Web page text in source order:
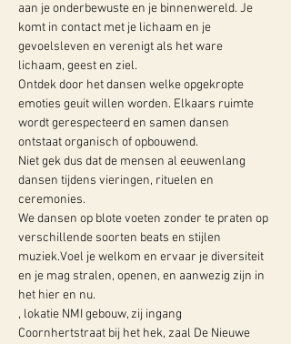
aan je onderbewuste en je binnenwereld. Je
komt in contact met je lichaam en je
gevoelsleven en verenigt als het ware
lichaam, geest en ziel.
Ontdek door het dansen welke opgekropte
emoties geuit willen worden. Elkaars ruimte
wordt gerespecteerd en samen dansen
ontstaat organisch of opbouwend.
Niet gek dus dat de mensen al eeuwenlang
dansen tijdens vieringen, rituelen en
ceremonies.
We dansen op blote voeten zonder te praten op
verschillende soorten beats en stijlen
muziek.Voel je welkom en ervaar je diversiteit
en je mag stralen, openen, en aanwezig zijn in
het hier en nu.
, lokatie NMI gebouw, zij ingang
Coornhertstraat bij het hek, zaal De Nieuwe